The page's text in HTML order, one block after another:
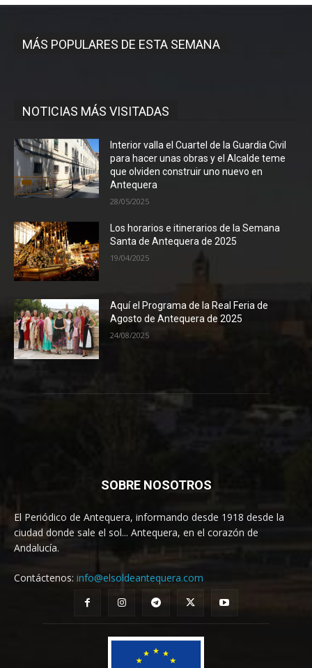
MÁS POPULARES DE ESTA SEMANA
NOTICIAS MÁS VISITADAS
Interior valla el Cuartel de la Guardia Civil
para hacer unas obras y el Alcalde teme
que olviden construir uno nuevo en
Antequera
28/05/2025
Los horarios e itinerarios de la Semana
Santa de Antequera de 2025
19/04/2025
Aquí el Programa de la Real Feria de
Agosto de Antequera de 2025
24/08/2025
SOBRE NOSOTROS
El Periódico de Antequera, informando desde 1918 desde la
ciudad donde sale el sol... Antequera, en el corazón de
Andalucía.
Contáctenos: info@elsoldeantequera.com